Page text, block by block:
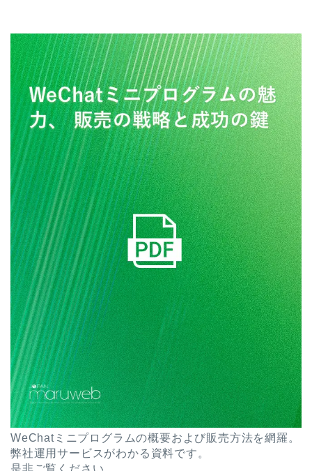
WeChatミニプログラムの概要および販売方法を網羅。
弊社運用サービスがわかる資料です。
是非ご覧ください。